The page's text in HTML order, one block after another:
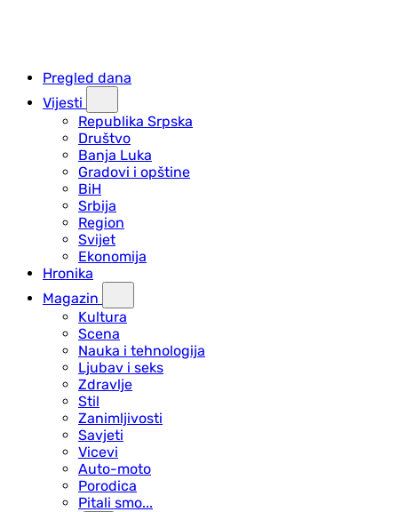
Pregled dana
Vijesti
Republika Srpska
Društvo
Banja Luka
Gradovi i opštine
BiH
Srbija
Region
Svijet
Ekonomija
Hronika
Magazin
Kultura
Scena
Nauka i tehnologija
Ljubav i seks
Zdravlje
Stil
Zanimljivosti
Savjeti
Vicevi
Auto-moto
Porodica
Pitali smo...